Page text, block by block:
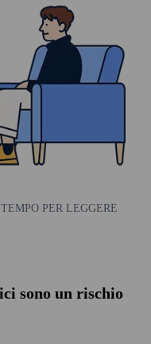
PER LEGGERE
sono un rischio